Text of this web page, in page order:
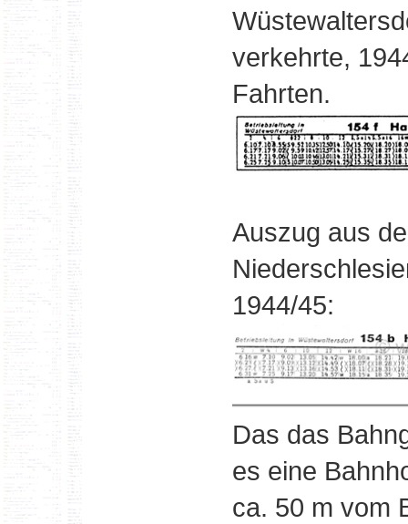
verkehrte,
Fahrten.
Auszug aus
1944/45:
Das das
es eine
ca. 50 m vom